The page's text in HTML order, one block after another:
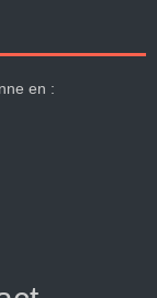
en :